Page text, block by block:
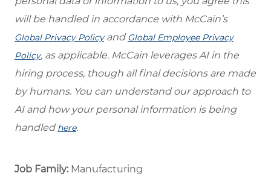
will be handled in accordance with McCain’s
Global Privacy Policyand Global Employee Privacy
Policy, as applicable. McCain leverages AI in the
hiring process, though all final decisions are made
by humans. You can understand our approach to
AI and how your personal information is being
handled here.
Job Family: Manufacturing